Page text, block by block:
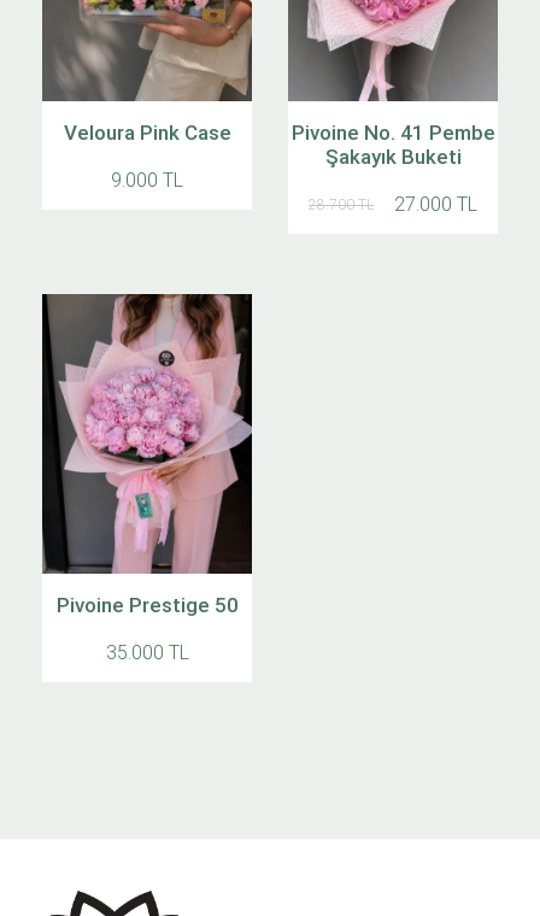
Veloura Pink Case
9.000 TL
Pivoine No. 41 Pembe
Şakayık Buketi
28.700 TL 27.000 TL
Pivoine Prestige 50
35.000 TL